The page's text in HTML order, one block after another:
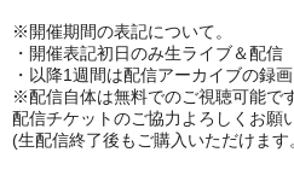
※開催期間の表記について。
・開催表記初日のみ生ライブ＆配信
・以降1週間は配信アーカイブの録
※配信自体は無料でのご視聴可能で
配信チケットのご協力よろしくお願
(生配信終了後もご購入いただけます